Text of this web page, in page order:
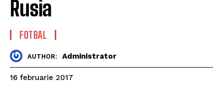
Rusia
FOTBAL
AUTHOR: Administrator
16 februarie 2017